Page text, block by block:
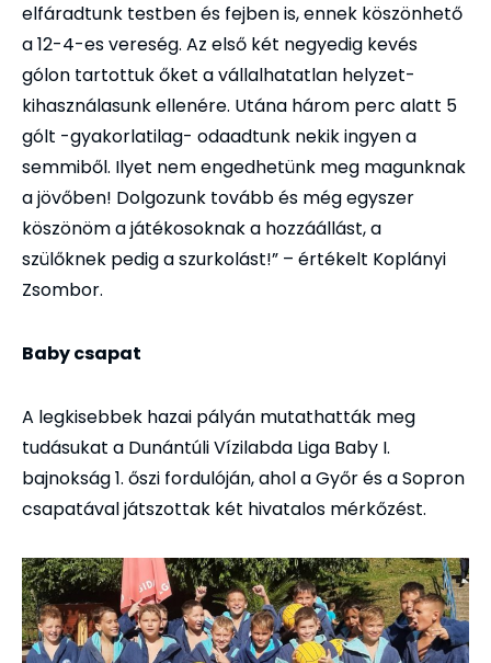
elfáradtunk testben és fejben is, ennek köszönhető
a 12-4-es vereség. Az első két negyedig kevés
gólon tartottuk őket a vállalhatatlan helyzet-
kihasználasunk ellenére. Utána három perc alatt 5
gólt -gyakorlatilag- odaadtunk nekik ingyen a
semmiből. Ilyet nem engedhetünk meg magunknak
a jövőben! Dolgozunk tovább és még egyszer
köszönöm a játékosoknak a hozzáállást, a
szülőknek pedig a szurkolást!” – értékelt Koplányi
Zsombor.
Baby csapat
A legkisebbek hazai pályán mutathatták meg
tudásukat a Dunántúli Vízilabda Liga Baby I.
bajnokság 1. őszi fordulóján, ahol a Győr és a Sopron
csapatával játszottak két hivatalos mérkőzést.